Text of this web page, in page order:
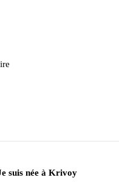
suis née à Krivoy